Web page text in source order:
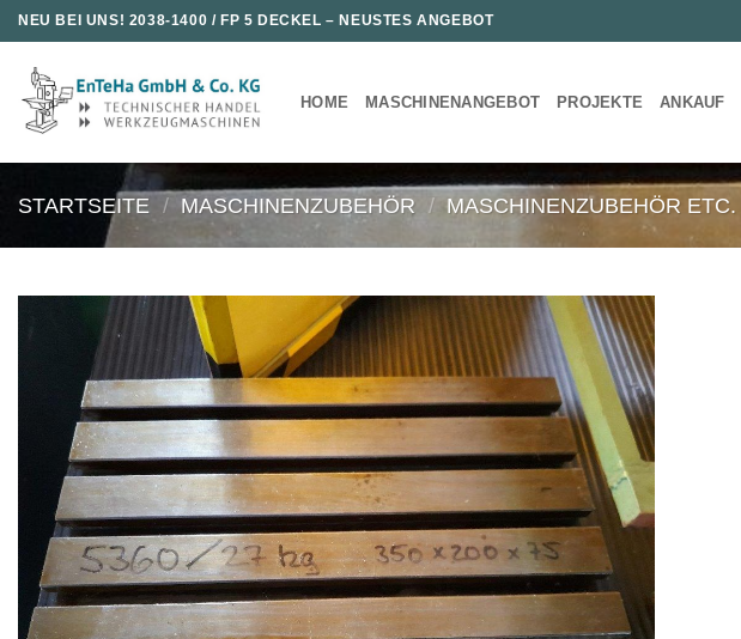
Zum
Inhalt
springen
NEU BEI UNS! 2038-1400 / FP 5 DECKEL – NEUSTES ANGEBOT
HOME MASCHINENANGEBOT PROJEKTE ANKAUF
STARTSEITE / MASCHINENZUBEHÖR / MASCHINENZUBEHÖR ETC.